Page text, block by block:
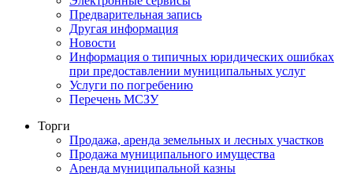
Предварительная запись
Другая информация
Новости
Информация о типичных юридических ошибках
при предоставлении муниципальных услуг
Услуги по погребению
Перечень МСЗУ
Торги
Продажа, аренда земельных и лесных участков
Продажа муниципального имущества
Аренда муниципальной казны